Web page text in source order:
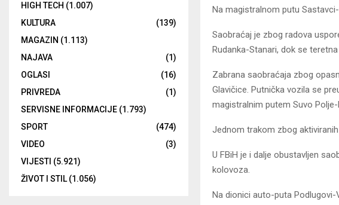
Na magistralnom putu
Saobraćaj je zbog radova
Rudanka-Stanari, dok se
Zabrana saobraćaja zbog
Glavičice. Putnička vozila se
magistralnim putem Suvo
Jednom trakom zbog
U FBiH je i dalje obustavljen
kolovoza.
Na dionici auto-puta
HIGH TECH (1.007)
KULTURA
(139)
MAGAZIN (1.113)
NAJAVA
(1)
OGLASI
(16)
PRIVREDA
(1)
SERVISNE INFORMACIJE (1.793)
SPORT
(474)
VIDEO
(3)
VIJESTI (5.921)
ŽIVOT I STIL(1.056)